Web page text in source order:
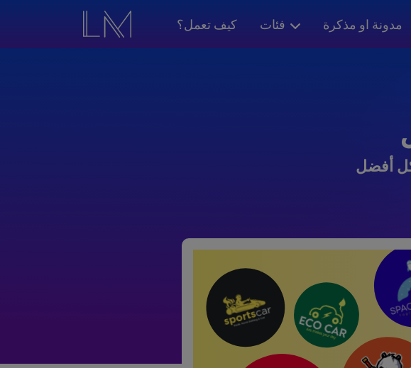
كيف تعمل؟ فئات مدونة او مذكرة